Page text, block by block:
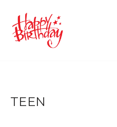
Zum
Inhalt
TEEN